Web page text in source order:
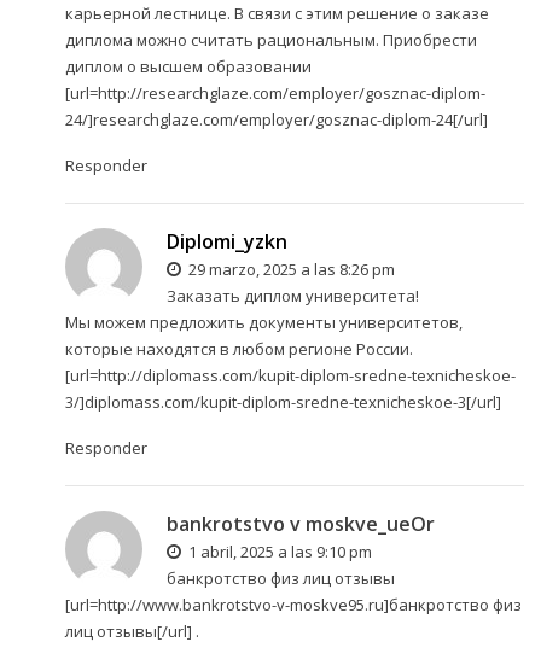
карьерной лестнице. В связи с этим решение о заказе
диплома можно считать рациональным. Приобрести
диплом о высшем образовании
[url=http://researchglaze.com/employer/gosznac-diplom-
24/]researchglaze.com/employer/gosznac-diplom-24[/url]
Responder
Diplomi_yzkn
29 marzo, 2025 a las 8:26 pm
Заказать диплом университета!
Мы можем предложить документы университетов,
которые находятся в любом регионе России.
[url=http://diplomass.com/kupit-diplom-sredne-texnicheskoe-
3/]diplomass.com/kupit-diplom-sredne-texnicheskoe-3[/url]
Responder
bankrotstvo v moskve_ueOr
1 abril, 2025 a las 9:10 pm
банкротство физ лиц отзывы
[url=http://www.bankrotstvo-v-moskve95.ru]банкротство физ
лиц отзывы[/url] .